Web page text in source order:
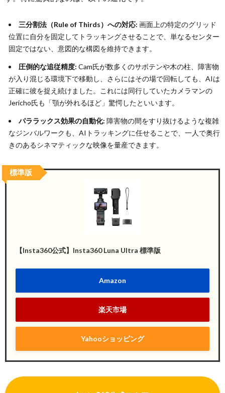
三分割法（Rule of Thirds）への対応: 画面上の特定のグリッド
位置に自分を固定してトラッキングさせることで、単なるセンター
固定ではない、意図的な構図を維持できます。
圧倒的な追従精度: Cam氏が数多くのサボテンや木の柱、障害物
が入り混じる環境下で移動し、さらにはその場で回転しても、AIは
正確に彼を捉え続けました。これには同行していたカメラマンの
Jericho氏も「顎が外れるほど」驚愕したといいます。
パララックス効果の自動化: 障害物の間をすり抜けるような複雑
なジンバルワークも、AIトラッキングに任せることで、一人で奥行
きのあるシネマティックな映像を量産できます。
【Insta360公式】Insta360 Luna Ultra 標準版
Amazon
楽天市場
Yahooショッピング
標準版